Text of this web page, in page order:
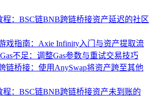
程：BSC链BNB跨链桥接资产延迟的社区
戏指南：Axie Infinity入门与资产提取流
不足：调整Gas参数与重试交易技巧
链桥接：使用AnySwap将资产跨至其他
程：BSC链BNB跨链桥接资产未到账的